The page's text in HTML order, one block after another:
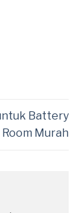
Battery
Room Murah